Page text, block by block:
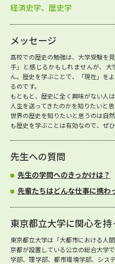
経済史学、歴史学
メッセージ
高校での歴史の勉強は、大学受験を
手」と感じるかもしれませんが、
ん。歴史を学ぶことで、「現在」を
るのです。
もともと、歴史に全く興味がない人
人生を送ってきたのかを知りたいと
世界の歴史を知りたいと思うのは自
も歴史を学ぶことは有効なので、ぜ
先生への質問
先生の学問へのきっかけは？
先輩たちはどんな仕事に携わ
東京都立大学に関心を
東京都立大学は「大都市における人
京都が設置している公立の総合大学
学部、理学部、都市環境学部、シス